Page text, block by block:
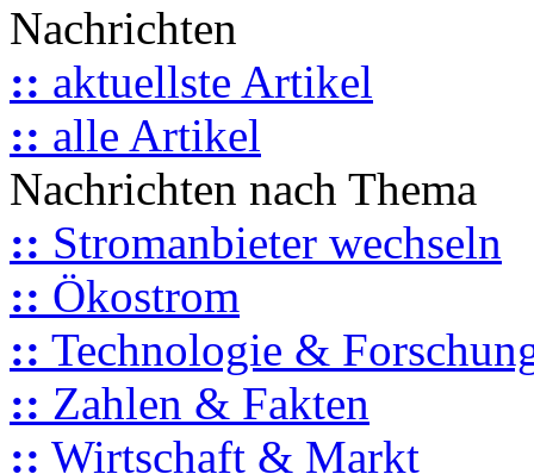
Nachrichten
:: aktuellste Artikel
:: alle Artikel
Nachrichten nach Thema
:: Stromanbieter wechseln
:: Ökostrom
:: Technologie &
:: Zahlen & Fakten
:: Wirtschaft & Markt